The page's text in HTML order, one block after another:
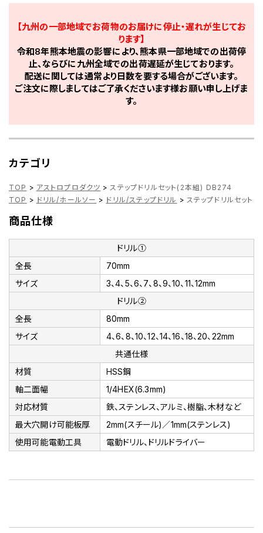
【九州の一部地域でお荷物のお届けに停止・遅れが生じてお
ります】
令和8年熊本地震の影響により、熊本県一部地域での出荷停
止、ならびに九州全域での出荷遅延が生じております。
配送に関しては通常より日数を要する場合がございます。
ご注文に際しましてはご了承くださいます様お願い申し上げま
す。
カテゴリ
TOP > アストロプロダクツ > ステップドリルセット(2本組) DB274
TOP > ドリル/ホールソー > ドリル/ステップドリル > ステップドリルセット
商品仕様
ドリル①
全長
70mm
サイズ
3、4、5、6、7、8、9、10、11、12mm
ドリル②
全長
80mm
サイズ
4、6、8、10、12、14、16、18、20、22mm
共通仕様
材質
HSS鋼
軸二面幅
1/4HEX(6.3mm)
対応材質
鉄、ステンレス、アルミ、樹脂、木材など
最大穴開け可能板厚
2mm(スチール)／1mm(ステンレス)
使用可能電動工具
電動ドリル、ドリルドライバー